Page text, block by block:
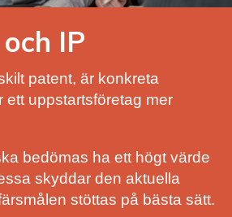
IP
patent, är konkreta
ett uppstartsföretag mer
bedömas ha ett högt värde
skyddar den aktuella
stöttas på bästa sätt.